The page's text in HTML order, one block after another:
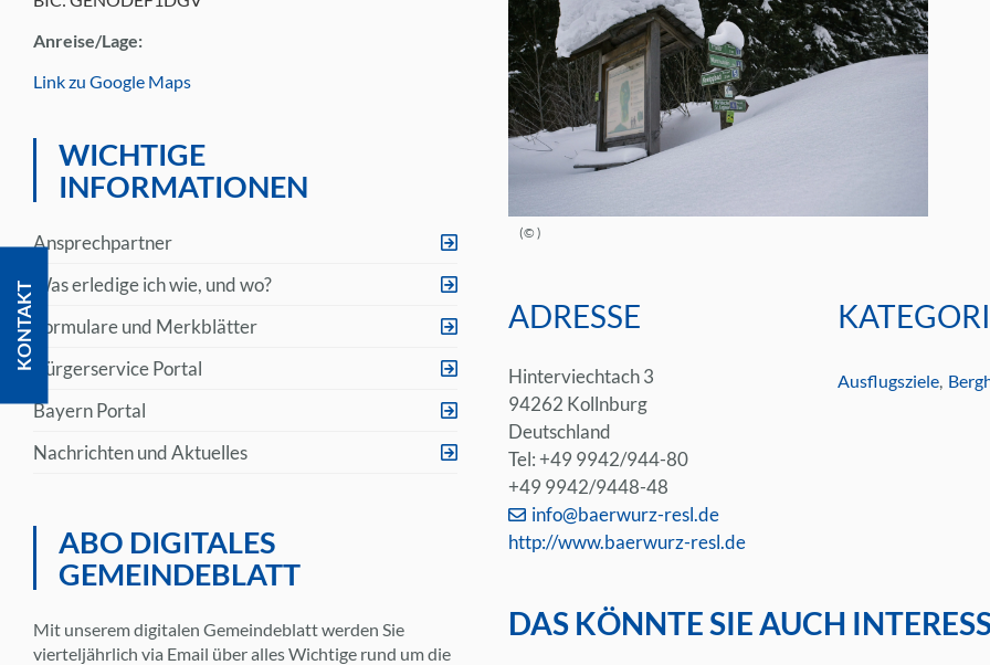
©
ADRESSE
Hinterviechtach 3
94262 Kollnburg
Deutschland
Tel: +49 9942/944-80
+49 9942/9448-48
info@baerwurz-resl.de
http://www.baerwurz-resl.de
Ausflugsziele
DAS KÖNNTE SIE AUCH
Anreise/Lage:
Link zu Google Maps
WICHTIGE
INFORMATIONEN
Ansprechpartner
Was erledige ich wie, und wo?
Formulare und Merkblätter
Bürgerservice Portal
Bayern Portal
Nachrichten und Aktuelles
ABO DIGITALES
GEMEINDEBLATT
Mit unserem digitalen Gemeindeblatt werden Sie
vierteljährlich via Email über alles Wichtige rund um die
KONTAKT